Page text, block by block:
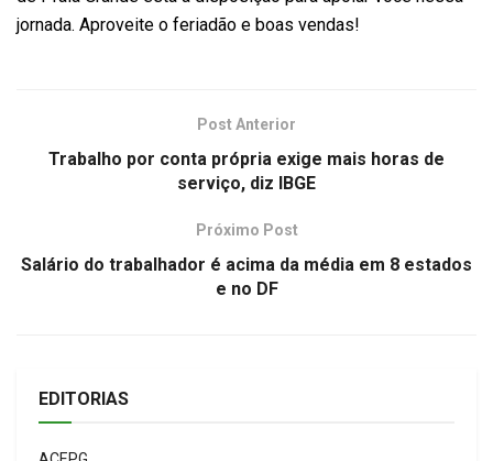
jornada. Aproveite o feriadão e boas vendas!
Post Anterior
Trabalho por conta própria exige mais horas de
serviço, diz IBGE
Próximo Post
Salário do trabalhador é acima da média em 8 estados
e no DF
EDITORIAS